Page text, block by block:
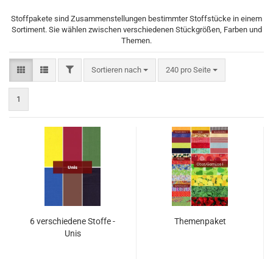
Stoffpakete sind Zusammenstellungen bestimmter Stoffstücke in einem
Sortiment. Sie wählen zwischen verschiedenen Stückgrößen, Farben und
Themen.
FILTERSortieren nach
Sortieren nach 240 pro Seite
pro Seite
1
6 verschiedene Stoffe -
Unis
Themenpaket